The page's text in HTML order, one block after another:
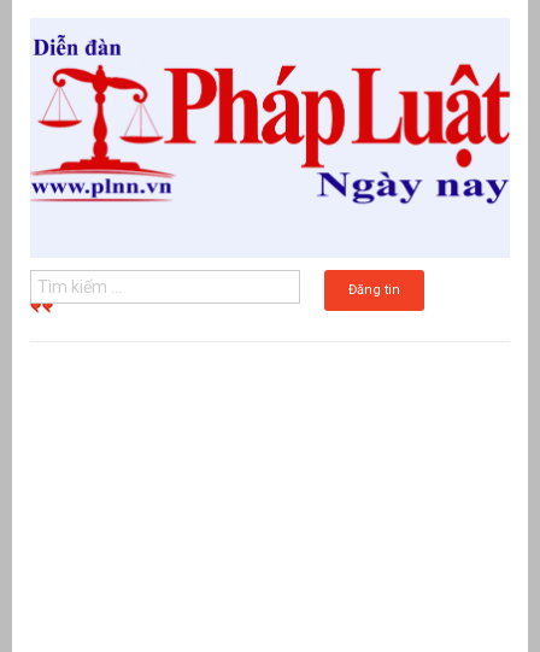
Đăng tin